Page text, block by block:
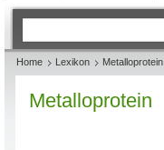
Home Lexikon Metalloprotein
Metalloprotein